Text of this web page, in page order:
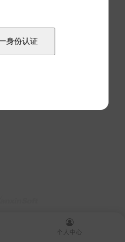
个人中心